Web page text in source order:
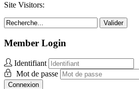
Site Visitors:
Valider
Member Login
Identifiant
Mot de passe
Connexion